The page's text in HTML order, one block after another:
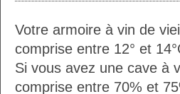
Votre armoire à vin de
comprise entre 12° et
Si vous avez une cave à
comprise entre 70% et